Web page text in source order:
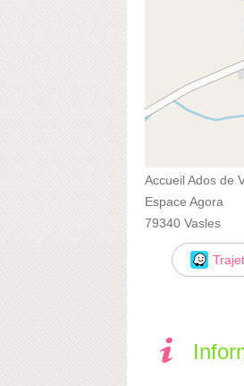
Accueil Ados de
Espace Agora
79340 Vasles